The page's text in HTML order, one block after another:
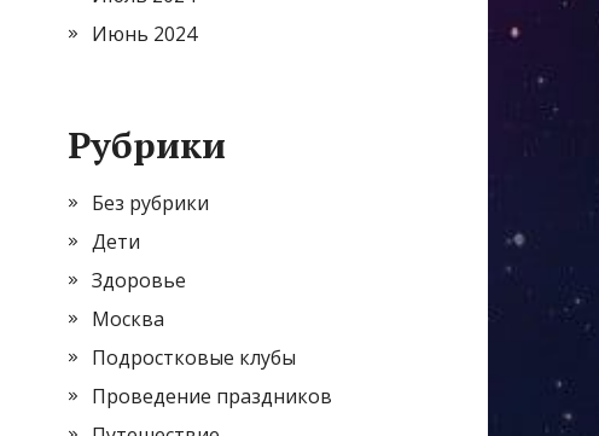
Июнь 2024
Рубрики
Без рубрики
Дети
Здоровье
Москва
Подростковые клубы
Проведение праздников